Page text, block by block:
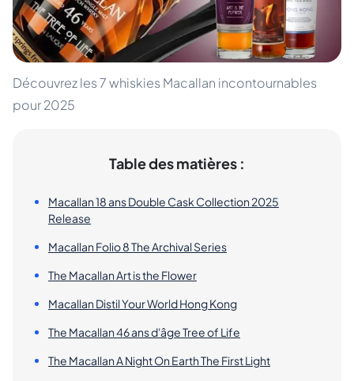
Découvrez les 7 whiskies Macallan incontournables
pour 2025
Table des matières :
Macallan 18 ans Double Cask Collection 2025
Release
Macallan Folio 8 The Archival Series
The Macallan Art is the Flower
Macallan Distil Your World Hong Kong
The Macallan 46 ans d'âge Tree of Life
The Macallan A Night On Earth The First Light